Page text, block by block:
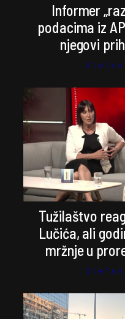
Informer
podacima iz
njegovi
Tužilaštvo
Lučića, ali
mržnje u